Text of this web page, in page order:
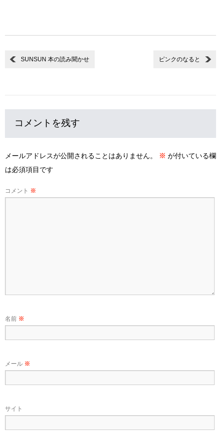
SUNSUN 本の読み聞かせ ピンクのなると
コメントを残す
メールアドレスが公開されることはありません。 ※ が付いている欄
は必須項目です
コメント ※
名前 ※
メール ※
サイト